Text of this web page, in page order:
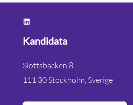
https://www.linkedin.com/company/kandidata/?originalSubdomain=se
Kandidata
Slottsbacken 8
111 30 Stockholm, Sverige